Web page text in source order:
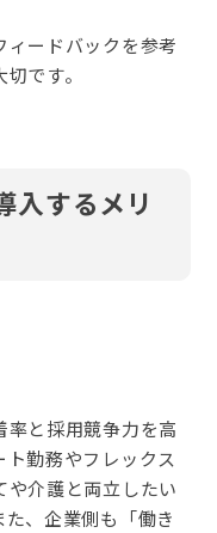
ードバックを参考
です。
入するメリ
と採用競争力を高
勤務やフレックス
介護と両立したい
、企業側も「働き